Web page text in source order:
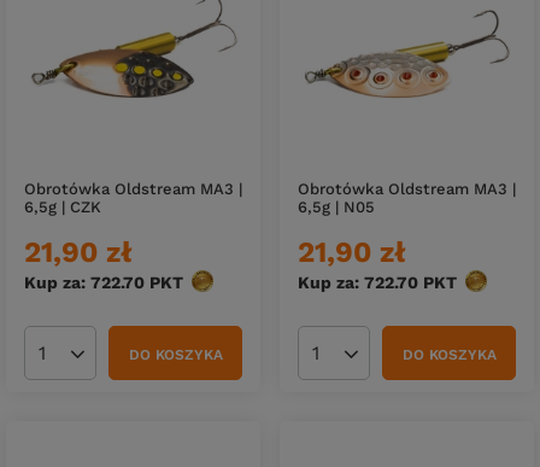
Obrotówka Oldstream MA3 |
6,5g | CZK
21,90 zł
Kup za: 722.70 PKT punktów
Ilość produktówDO KOSZYKA
Obrotówka Oldstream MA3 |
6,5g | N05
21,90 zł
Kup za: 722.70 PKT punktów
Ilość produktówDO KOSZYKA